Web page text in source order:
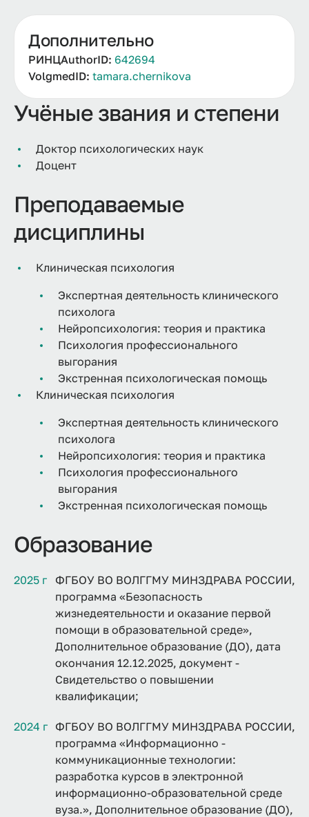
Учёные звания и степени
Доктор психологических наук
Доцент
Преподаваемые
дисциплины
Клиническая психология
Экспертная деятельность клинического
психолога
Нейропсихология: теория и практика
Психология профессионального
выгорания
Экстренная психологическая помощь
Клиническая психология
Экспертная деятельность клинического
психолога
Нейропсихология: теория и практика
Психология профессионального
выгорания
Экстренная психологическая помощь
Образование
2025 г
ФГБОУ ВО ВОЛГГМУ МИНЗДРАВА РОССИИ,
программа «Безопасность
жизнедеятельности и оказание первой
помощи в образовательной среде»,
Дополнительное образование (ДО), дата
окончания 12.12.2025, документ -
Свидетельство о повышении
квалификации;
2024 г ФГБОУ ВО ВОЛГГМУ МИНЗДРАВА РОССИИ,
программа «Информационно -
коммуникационные технологии:
разработка курсов в электронной
информационно-образовательной среде
вуза.», Дополнительное образование (ДО),
Дополнительно
РИНЦAuthorID: 642694
VolgmedID: tamara.chernikova